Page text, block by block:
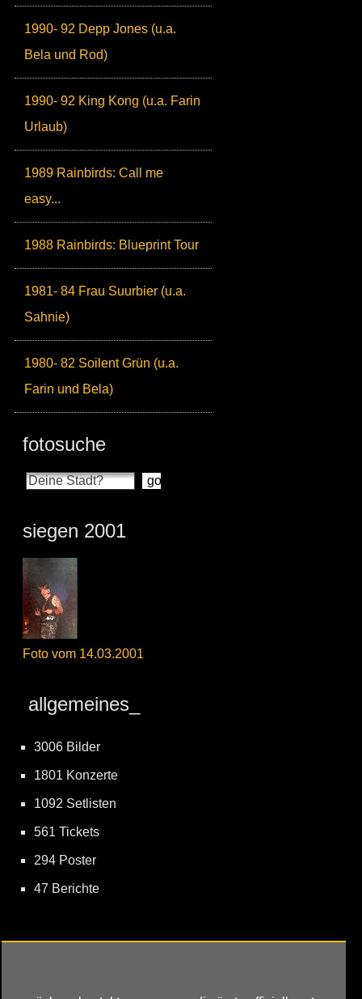
1990- 92 Depp Jones (u.a.
Bela und Rod)
1990- 92 King Kong (u.a. Farin
Urlaub)
1989 Rainbirds: Call me
easy...
1988 Rainbirds: Blueprint Tour
1981- 84 Frau Suurbier (u.a.
Sahnie)
1980- 82 Soilent Grün (u.a.
Farin und Bela)
fotosuche
siegen 2001
Foto vom 14.03.2001
allgemeines_
3006 Bilder
1801 Konzerte
1092 Setlisten
561 Tickets
294 Poster
47 Berichte